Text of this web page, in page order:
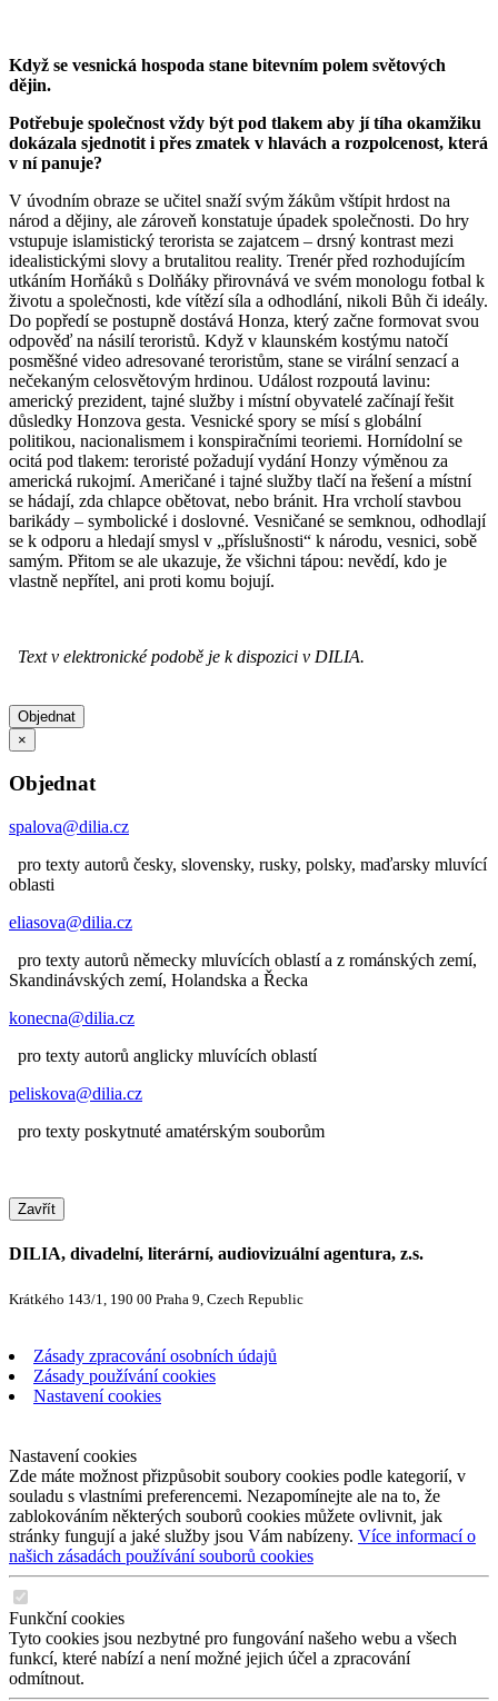
Když se vesnická hospoda stane bitevním polem světových
dějin.
Potřebuje společnost vždy být pod tlakem aby jí tíha okamžiku
dokázala sjednotit i přes zmatek v hlavách a rozpolcenost, která
v ní panuje?
V úvodním obraze se učitel snaží svým žákům vštípit hrdost na
národ a dějiny, ale zároveň konstatuje úpadek společnosti. Do hry
vstupuje islamistický terorista se zajatcem – drsný kontrast mezi
idealistickými slovy a brutalitou reality. Trenér před rozhodujícím
utkáním Horňáků s Dolňáky přirovnává ve svém monologu fotbal k
životu a společnosti, kde vítězí síla a odhodlání, nikoli Bůh či ideály.
Do popředí se postupně dostává Honza, který začne formovat svou
odpověď na násilí teroristů. Když v klaunském kostýmu natočí
posměšné video adresované teroristům, stane se virální senzací a
nečekaným celosvětovým hrdinou. Událost rozpoutá lavinu:
americký prezident, tajné služby i místní obyvatelé začínají řešit
důsledky Honzova gesta. Vesnické spory se mísí s globální
politikou, nacionalismem i konspiračními teoriemi. Hornídolní se
ocitá pod tlakem: teroristé požadují vydání Honzy výměnou za
americká rukojmí. Američané i tajné služby tlačí na řešení a místní
se hádají, zda chlapce obětovat, nebo bránit. Hra vrcholí stavbou
barikády – symbolické i doslovné. Vesničané se semknou, odhodlají
se k odporu a hledají smysl v „příslušnosti“ k národu, vesnici, sobě
samým. Přitom se ale ukazuje, že všichni tápou: nevědí, kdo je
vlastně nepřítel, ani proti komu bojují.
Text v elektronické podobě je k dispozici v DILIA.
Objednat
×
Objednat
spalova@dilia.cz
pro texty autorů česky, slovensky, rusky, polsky, maďarsky mluvící
oblasti
eliasova@dilia.cz
pro texty autorů německy mluvících oblastí a z románských zemí,
Skandinávských zemí, Holandska a Řecka
konecna@dilia.cz
pro texty autorů anglicky mluvících oblastí
peliskova@dilia.cz
pro texty poskytnuté amatérským souborům
Zavřít
DILIA, divadelní, literární, audiovizuální agentura, z.s.
Krátkého 143/1, 190 00 Praha 9, Czech Republic
Zásady zpracování osobních údajů
Zásady používání cookies
Nastavení cookies
Nastavení cookies
Zde máte možnost přizpůsobit soubory cookies podle kategorií, v
souladu s vlastními preferencemi. Nezapomínejte ale na to, že
zablokováním některých souborů cookies můžete ovlivnit, jak
stránky fungují a jaké služby jsou Vám nabízeny. Více informací o
našich zásadách používání souborů cookies
Funkční cookies
Tyto cookies jsou nezbytné pro fungování našeho webu a všech
funkcí, které nabízí a není možné jejich účel a zpracování
odmítnout.